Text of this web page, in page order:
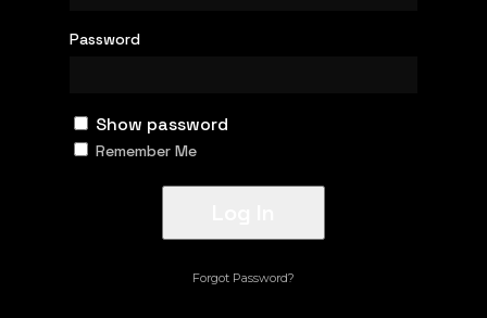
Password
Show password
Remember Me
Forgot Password?